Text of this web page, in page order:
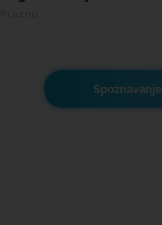
Spoznavanje